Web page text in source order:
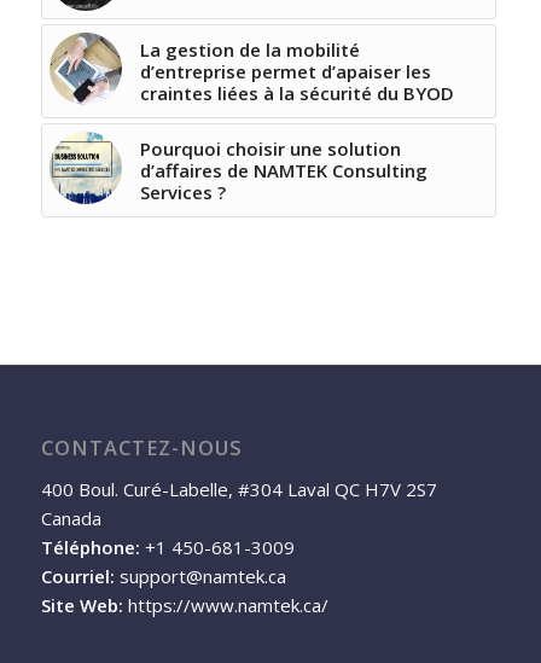
La gestion de la mobilité
d’entreprise permet d’apaiser les
craintes liées à la sécurité du BYOD
Pourquoi choisir une solution
d’affaires de NAMTEK Consulting
Services ?
CONTACTEZ-NOUS
400 Boul. Curé-Labelle, #304 Laval QC H7V 2S7
Canada
Téléphone: +1 450-681-3009
Courriel: support@namtek.ca
Site Web: https://www.namtek.ca/